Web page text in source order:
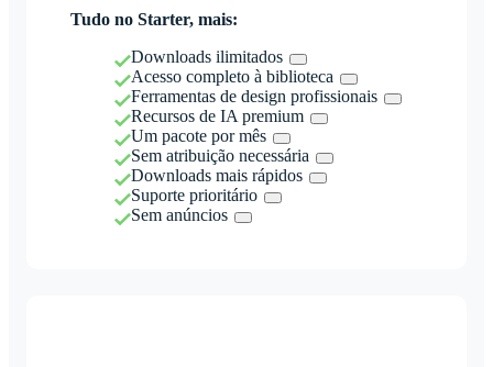
Tudo no Starter, mais:
Downloads ilimitados
Acesso completo à biblioteca
Ferramentas de design profissionais
Recursos de IA premium
Um pacote por mês
Sem atribuição necessária
Downloads mais rápidos
Suporte prioritário
Sem anúncios